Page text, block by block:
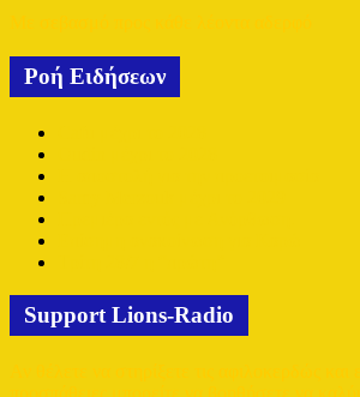
Ροή Ειδήσεων
Support Lions-Radio